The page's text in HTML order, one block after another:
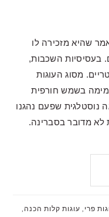
שהיא מזכירה לו
בעסיסיות השכבות,
מסוג העוגות
בשמש חורפית
שפעם נהגנו
לא מדובר בסברינה.
פרי , עוגות קלות הכנה,